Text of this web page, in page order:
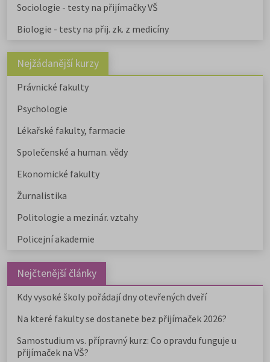
Sociologie - testy na přijímačky VŠ
Biologie - testy na přij. zk. z medicíny
Nejžádanější kurzy
Právnické fakulty
Psychologie
Lékařské fakulty, farmacie
Společenské a human. vědy
Ekonomické fakulty
Žurnalistika
Politologie a mezinár. vztahy
Policejní akademie
Nejčtenější články
Kdy vysoké školy pořádají dny otevřených dveří
Na které fakulty se dostanete bez přijímaček 2026?
Samostudium vs. přípravný kurz: Co opravdu funguje u
přijímaček na VŠ?